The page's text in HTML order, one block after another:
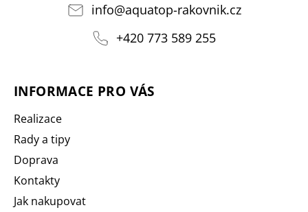
info@aquatop-rakovnik.cz
+420 773 589 255
INFORMACE PRO VÁS
Realizace
Rady a tipy
Doprava
Kontakty
Jak nakupovat